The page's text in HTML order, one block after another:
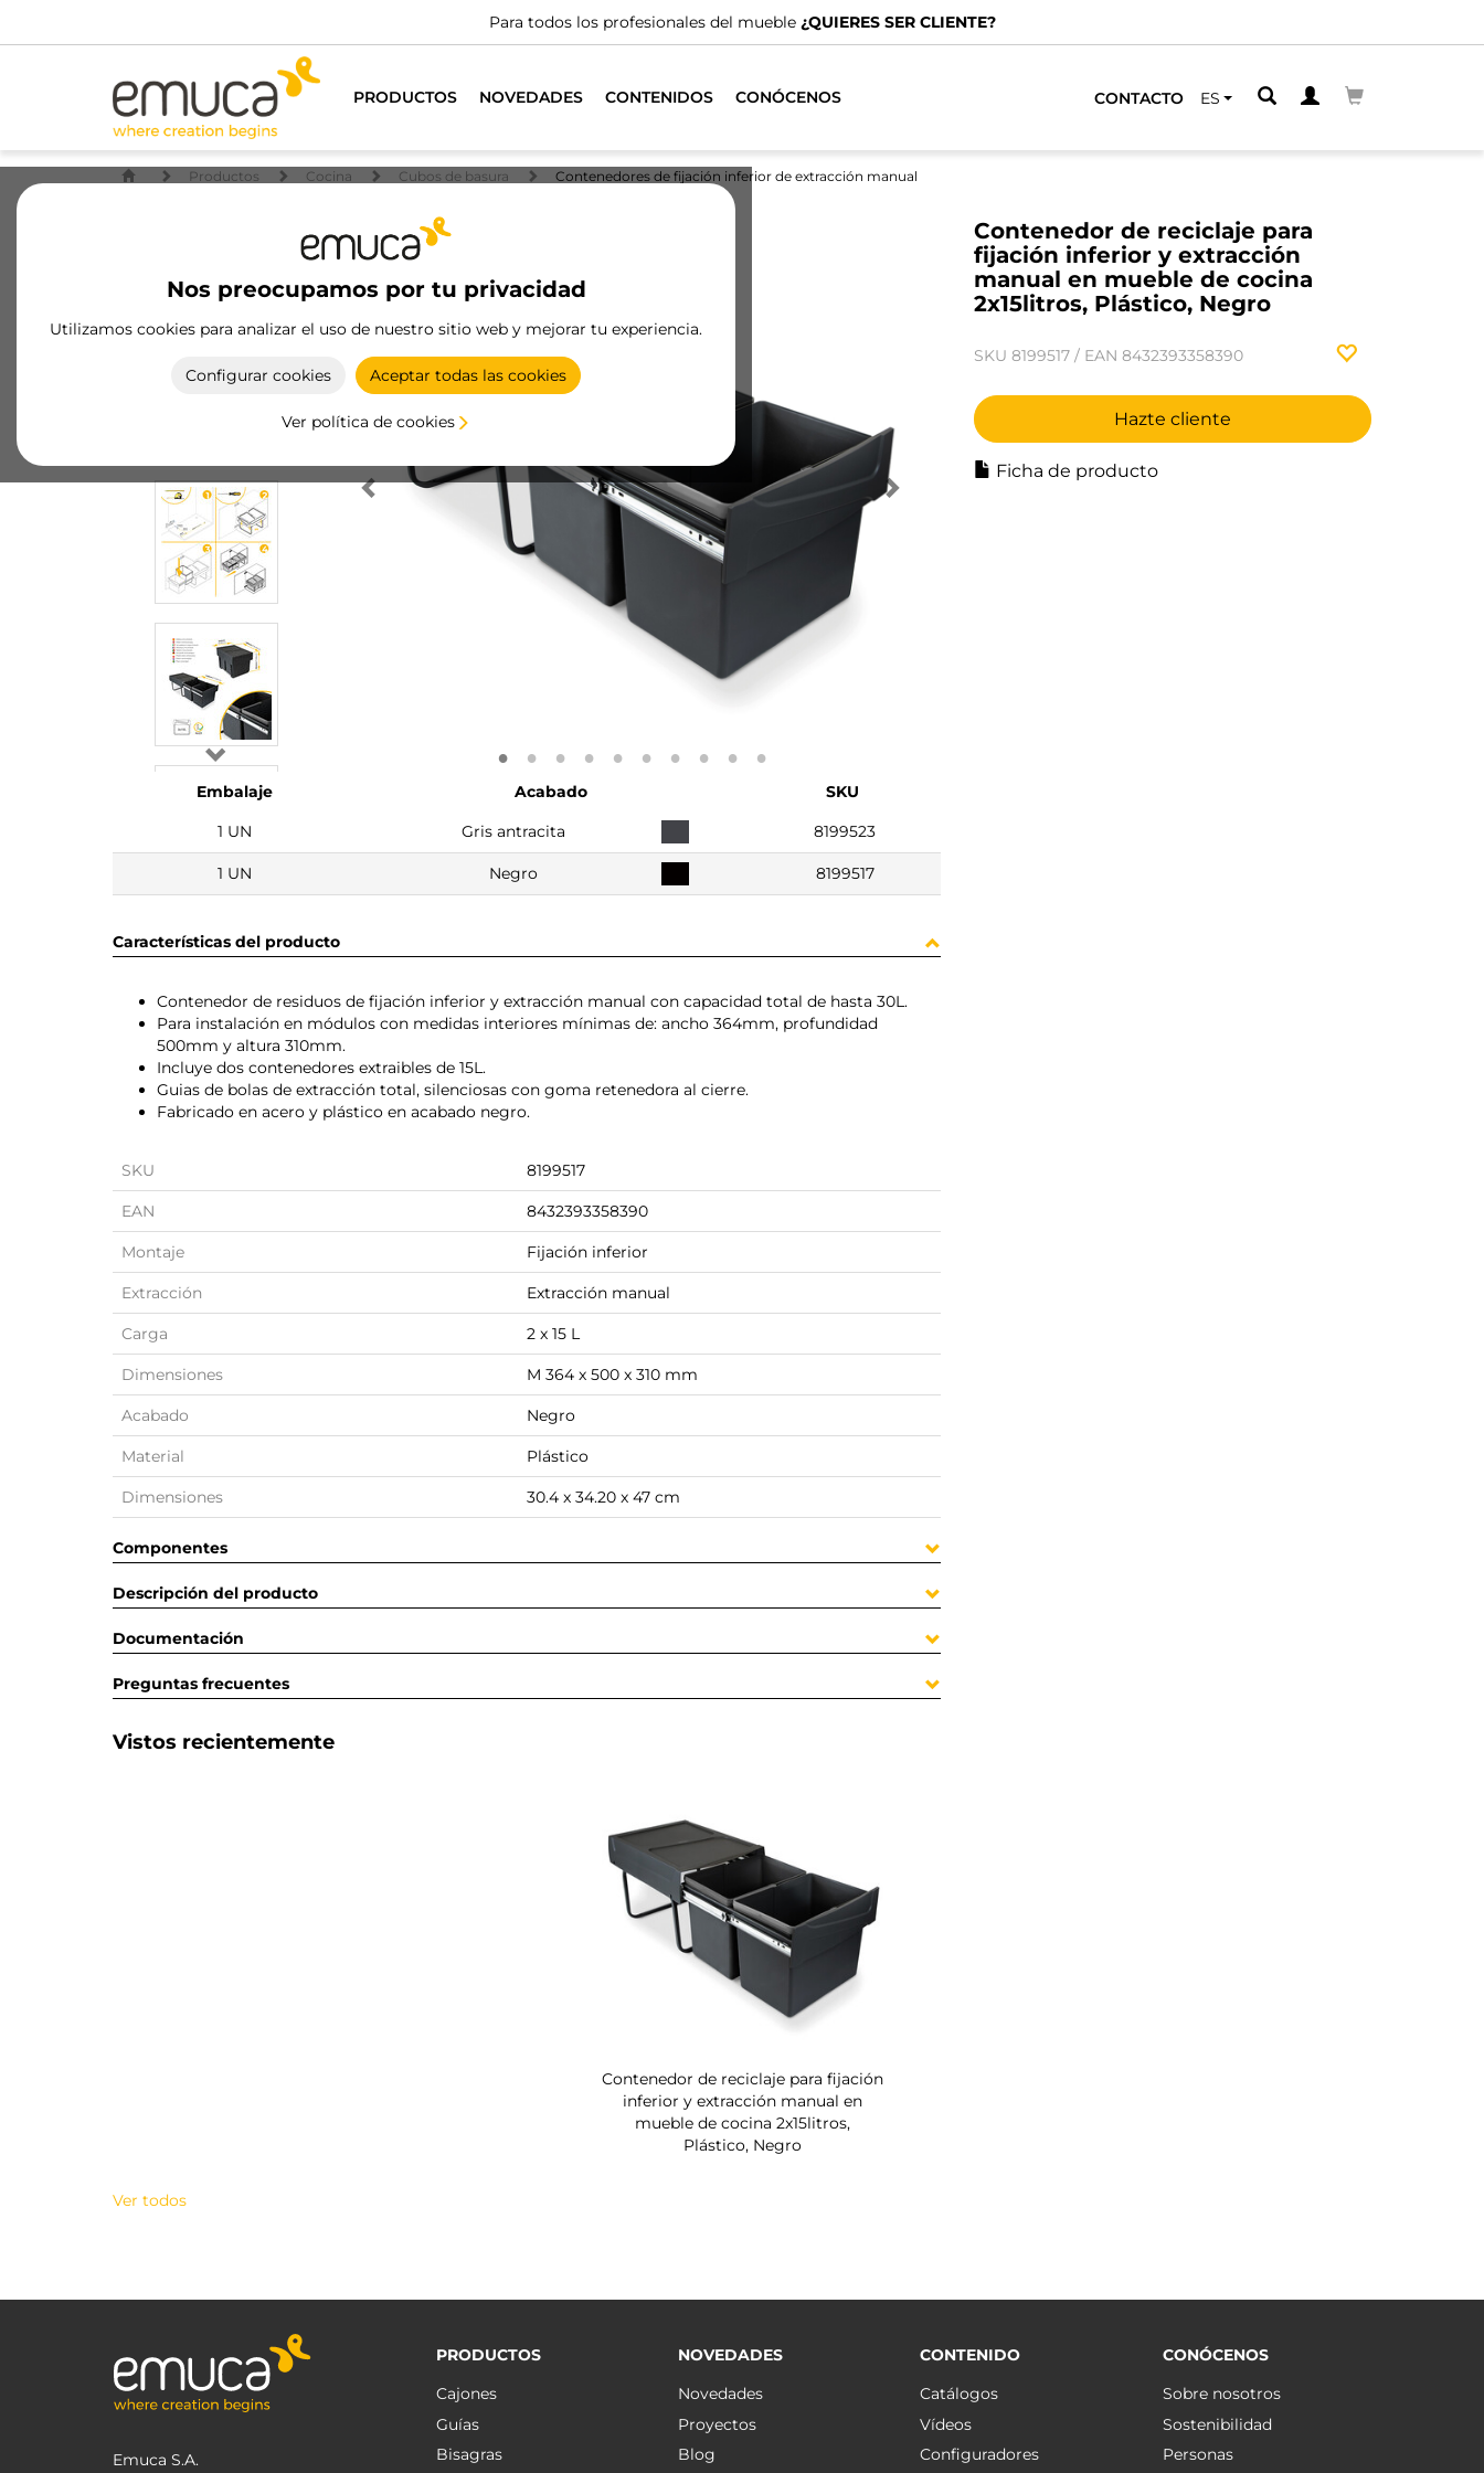
Disponemos de distribuidores especializados.ENCUENTRA EL MÁS CERCANO
PRODUCTOS NOVEDADES CONTENIDOS CONÓCENOS CONTACTO ES
Nos preocupamos por tu privacidad
Utilizamos cookies para analizar el uso de nuestro sitio web y mejorar tu experiencia.
Configurar cookies Aceptar todas las cookies
Ver política de cookies
Productos Cocina Cubos de basura Contenedores de fijación inferior de extracción manual
Contenedor de reciclaje para
fijación inferior y extracción
manual en mueble de cocina
2x15litros, Plástico, Negro
SKU 8199517 / EAN 8432393358390
Hazte cliente
Ficha de producto
Embalaje Acabado
SKU
1 UN
Gris antracita 8199523
1 UN Negro 8199517
Características del producto
Contenedor de residuos de fijación inferior y extracción manual con capacidad total de hasta 30L.
Para instalación en módulos con medidas interiores mínimas de: ancho 364mm, profundidad
500mm y altura 310mm.
Incluye dos contenedores extraibles de 15L.
Guias de bolas de extracción total, silenciosas con goma retenedora al cierre.
Fabricado en acero y plástico en acabado negro.
SKU 8199517
EAN 8432393358390
Montaje Fijación inferior
Extracción Extracción manual
Carga 2 x 15 L
Dimensiones M 364 x 500 x 310 mm
Acabado Negro
Material Plástico
Dimensiones 30.4 x 34.20 x 47 cm
Componentes
Descripción del producto
Documentación
Preguntas frecuentes
Vistos recientemente
Contenedor de reciclaje para fijación
inferior y extracción manual en
mueble de cocina 2x15litros,
Plástico, Negro
Ver todos
Emuca S.A.
PRODUCTOS
Cajones
Guías
Bisagras
NOVEDADES
Novedades
Proyectos
Blog
CONTENIDO
Catálogos
Vídeos
Configuradores
CONÓCENOS
Sobre nosotros
Sostenibilidad
Personas